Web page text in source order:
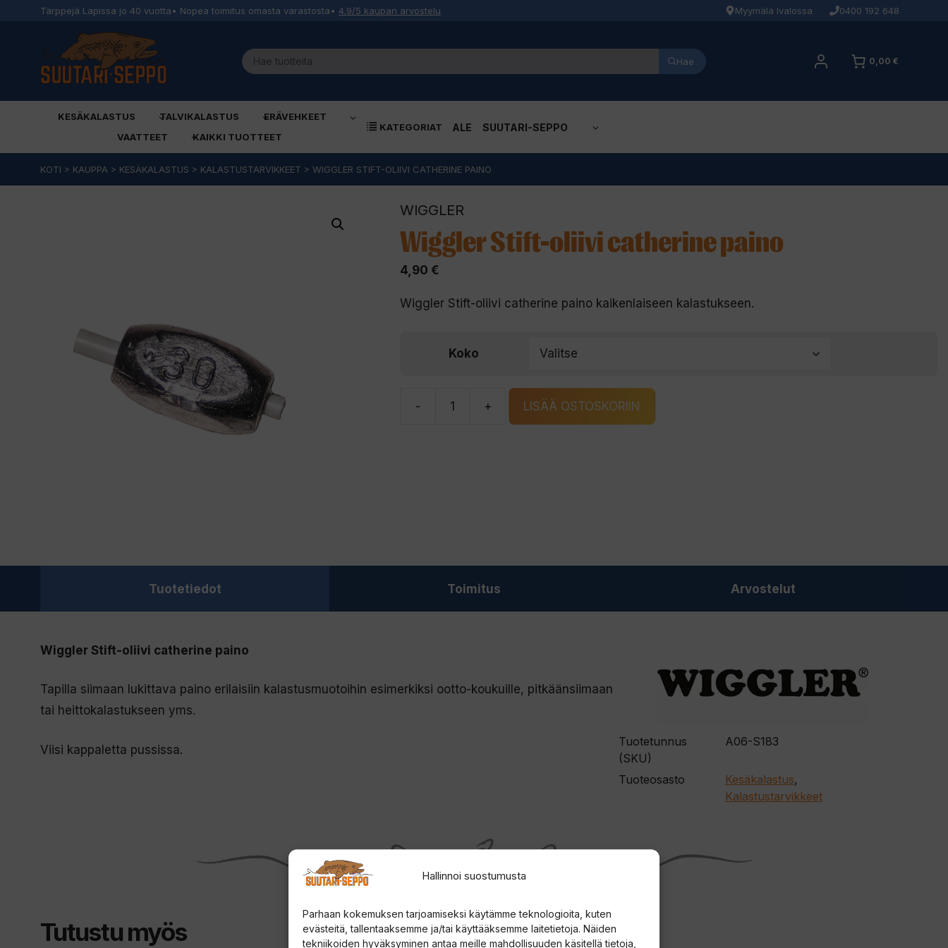
Hallinnoi suostumusta
Parhaan kokemuksen tarjoamiseksi käytämme teknologioita, kuten
evästeitä, tallentaaksemme ja/tai käyttääksemme laitetietoja. Näiden
tekniikoiden hyväksyminen antaa meille mahdollisuuden käsitellä tietoja,
Tärppejä Lapissa jo 40 vuotta• Nopea toimitus omasta varastosta• 4.9/5 kaupan arvostelu Myymälä Ivalossa 0400 192 648
Hae 0,00 €
KESÄKALASTUS TALVIKALASTUS
ERÄVEHKEET
VAATTEET
KAIKKI TUOTTEET
KATEGORIAT ALE SUUTARI-SEPPO
sisältöön
KOTI > KAUPPA > KESÄKALASTUS > KALASTUSTARVIKKEET > WIGGLER STIFT-OLIIVI CATHERINE PAINO
WIGGLER
Wiggler Stift-oliivi catherine paino
4,90 €
Wiggler Stift-oliivi catherine paino kaikenlaiseen kalastukseen.
Koko
- + LISÄÄ OSTOSKORIIN
Tuotetiedot Toimitus Arvostelut
Wiggler Stift-oliivi catherine paino
Tapilla siimaan lukittava paino erilaisiin kalastusmuotoihin esimerkiksi ootto-koukuille, pitkäänsiimaan
tai heittokalastukseen yms.
Viisi kappaletta pussissa.
Tuotetunnus
(SKU)
A06-S183
Tuoteosasto Kesäkalastus,
Kalastustarvikkeet
Tutustu myös